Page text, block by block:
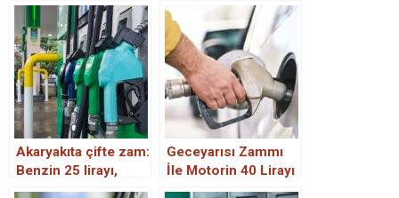
Akaryakıta çifte zam:
Benzin 25 lirayı,
motorin 24 lirayı aştı
Geceyarısı Zammı
İle Motorin 40 Lirayı
Aştı